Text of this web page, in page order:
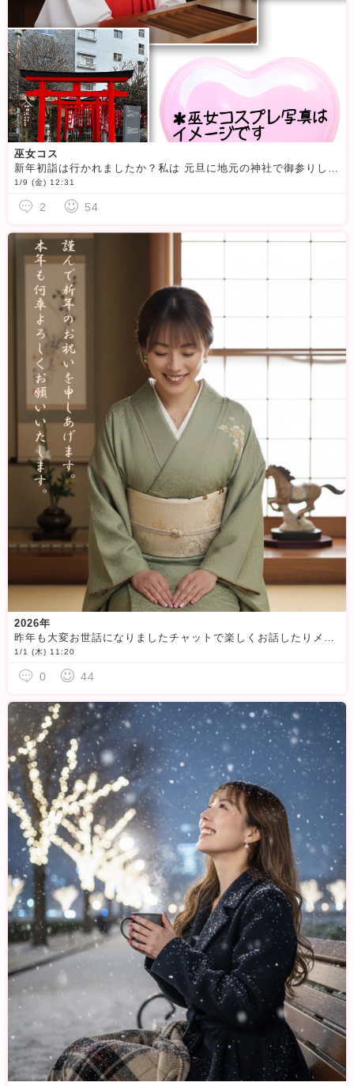
巫女コス
新年初詣は行かれましたか？私は 元旦に地元の神社で御参りしてきました次男坊が高 校受験なので受かりますようにと
1/9 (金) 12:31
2 54
2026年
昨年も大変お世話になりましたチャットで楽しくお話したりメールで絡んで頂けたりブロコンにいいねして頂けたりと嬉しいです
1/1 (木) 11:20
0 44